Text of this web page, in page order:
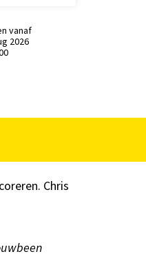
vanaf
2026
Chris